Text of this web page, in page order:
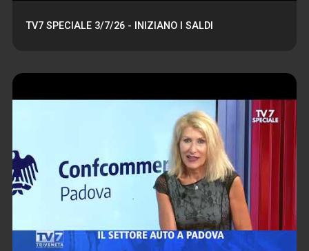
TV7 SPECIALE 3/7/26 - INIZIANO I SALDI